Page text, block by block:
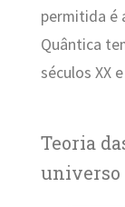
permitida é
Quântica
séculos XX
Teoria
universo